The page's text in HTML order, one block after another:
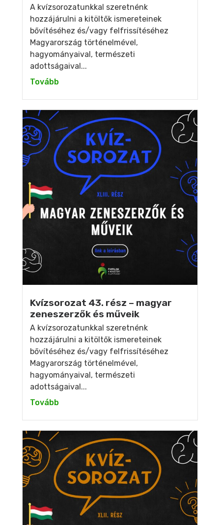
A kvízsorozatunkkal szeretnénk
hozzájárulni a kitöltők ismereteinek
bővítéséhez és/vagy felfrissítéséhez
Magyarország történelmével,
hagyományaival, természeti
adottságaival...
Tovább
Kvízsorozat 43. rész – magyar
zeneszerzők és műveik
A kvízsorozatunkkal szeretnénk
hozzájárulni a kitöltők ismereteinek
bővítéséhez és/vagy felfrissítéséhez
Magyarország történelmével,
hagyományaival, természeti
adottságaival...
Tovább